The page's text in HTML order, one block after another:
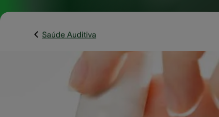
Saúde Auditiva
Se você já tiver sofrido de infecção no ouvido, sabe como
essa condição pode ser dolorosa. Antes de procurar a
de um profissional de saúde, muitas pessoas tentarão
um remédio caseiro eficaz ou um medicamento vendido
prescrição médica para aliviar a dor e o desconforto. As